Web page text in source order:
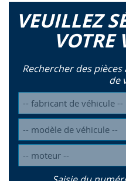
VEUILLEZ
VOTRE
Rechercher des
de